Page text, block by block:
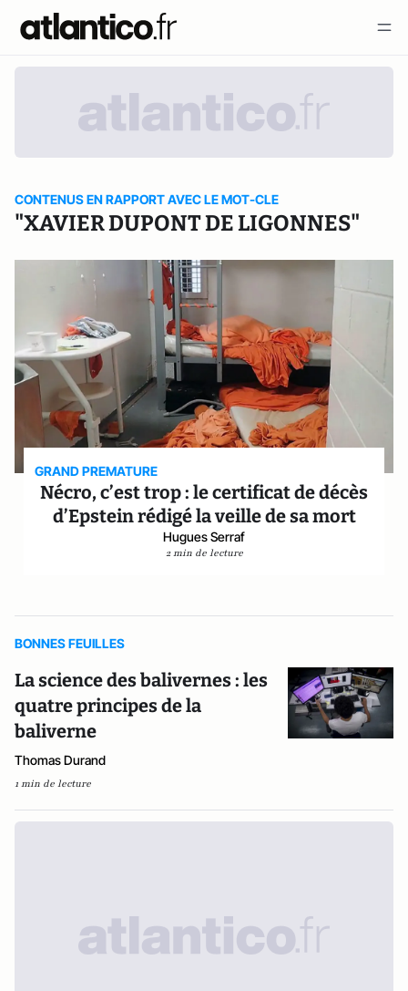
CONTENUS EN RAPPORT AVEC LE MOT-CLE
"XAVIER DUPONT DE LIGONNES"
GRAND PREMATURE
Nécro, c’est trop : le certificat de décès
d’Epstein rédigé la veille de sa mort
Hugues Serraf
2 min de lecture
BONNES FEUILLES
La science des balivernes : les
quatre principes de la
baliverne
Thomas Durand
1 min de lecture